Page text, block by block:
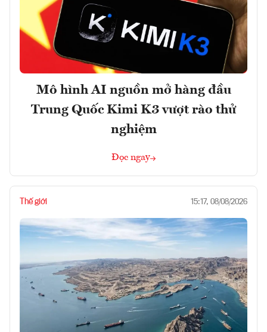
Mô hình AI nguồn mở hàng đầu
Trung Quốc Kimi K3 vượt rào thử
nghiệm
Đọc ngay
Thế giới 15:17, 08/08/2026